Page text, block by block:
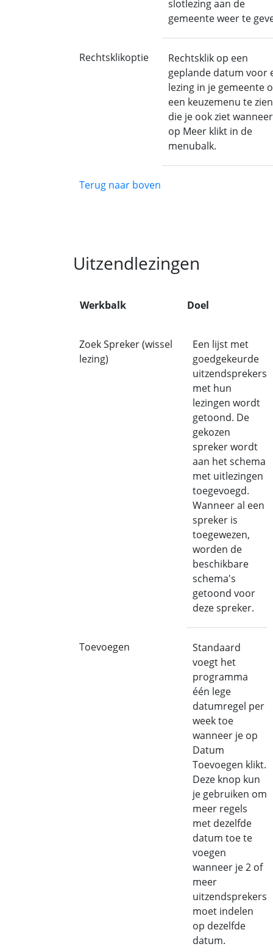
slotlezing aan de
gemeente weer te
Rechtsklikoptie
Rechtsklik op een
geplande datum voor
lezing in je gemeente
een keuzemenu te zien
die je ook ziet
op Meer klikt in de
menubalk.
Terug naar boven
Uitzendlezingen
Werkbalk Doel
Zoek Spreker (wissel
lezing)
Een lijst met
goedgekeurde
uitzendsprekers
met hun
lezingen wordt
getoond. De
gekozen
spreker wordt
aan het schema
met uitlezingen
toegevoegd.
Wanneer al een
spreker is
toegewezen,
worden de
beschikbare
schema's
getoond voor
deze spreker.
Toevoegen
Standaard
voegt het
programma
één lege
datumregel per
week toe
wanneer je op
Datum
Toevoegen klikt.
Deze knop kun
je gebruiken om
meer regels
met dezelfde
datum toe te
voegen
wanneer je 2 of
meer
uitzendsprekers
moet indelen
op dezelfde
datum.